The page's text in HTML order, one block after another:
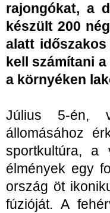
rajongókat, a
készült 200
alatt
kell számítani
a környéken
Július 5-én,
állomásához
sportkultúra, a
élmények egy
ország öt
fúzióját. A